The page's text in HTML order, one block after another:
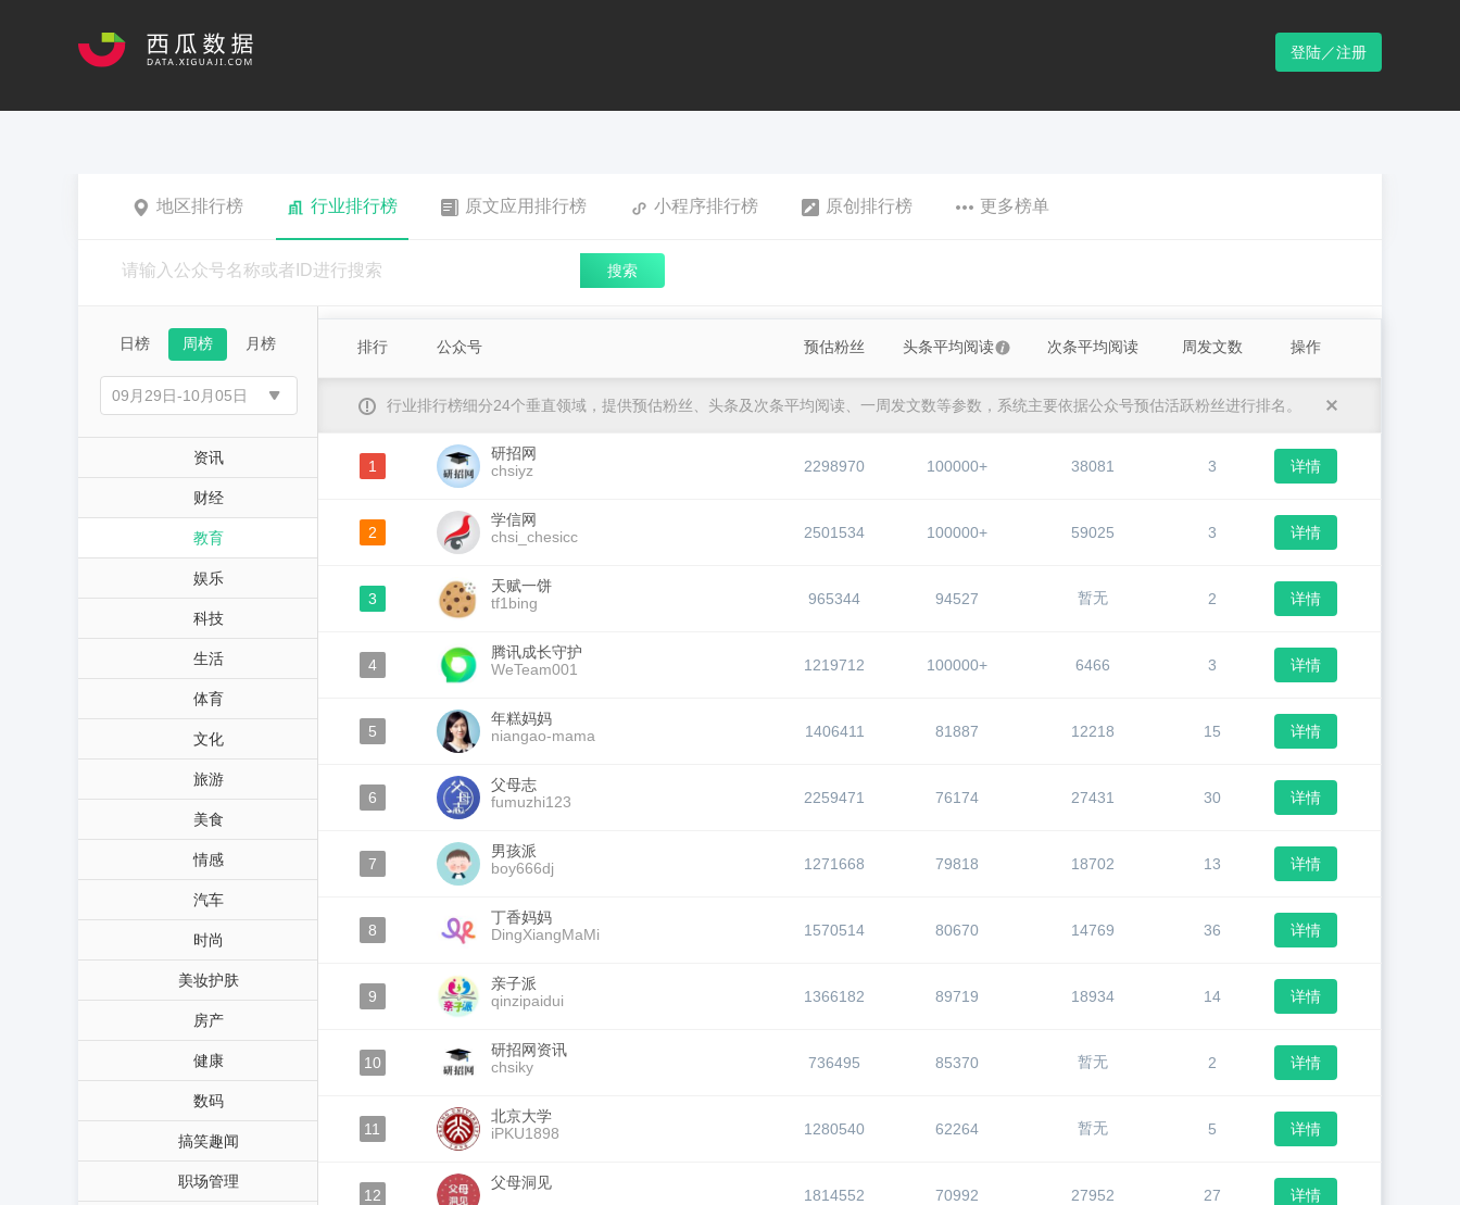
登陆／注册
地区排行榜 行业排行榜 原文应用排行榜 小程序排行榜 原创排行榜 更多榜单
搜索
日榜 周榜 月榜
资讯
财经
教育
娱乐
科技
生活
体育
文化
旅游
美食
情感
汽车
时尚
美妆护肤
房产
健康
数码
搞笑趣闻
职场管理
排行 公众号 预估粉丝 头条平均阅读 次条平均阅读 周发文数 操作
行业排行榜细分24个垂直领域，提供预估粉丝、头条及次条平均阅读、一周发文数等参数，系统主要依据公众号预估活跃粉丝进行排名。
1
研招网
chsiyz
2298970 100000+ 38081 3 详情
2
学信网
chsi_chesicc
2501534 100000+ 59025 3 详情
3
天赋一饼
tf1bing
965344 94527 暂无 2 详情
4
腾讯成长守护
WeTeam001
1219712 100000+ 6466 3 详情
5
年糕妈妈
niangao-mama
1406411 81887 12218 15 详情
6
父母志
fumuzhi123
2259471 76174 27431 30 详情
7
男孩派
boy666dj
1271668 79818 18702 13 详情
8
丁香妈妈
DingXiangMaMi
1570514 80670 14769 36 详情
9
亲子派
qinzipaidui
1366182 89719 18934 14 详情
10
研招网资讯
chsiky
736495 85370 暂无 2 详情
11
北京大学
iPKU1898
1280540 62264 暂无 5 详情
12
父母洞见
1814552 70992 27952 27 详情